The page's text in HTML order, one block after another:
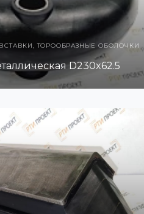
ТОРООБРАЗНЫЕ ОБОЛОЧКИ
D230x62.5